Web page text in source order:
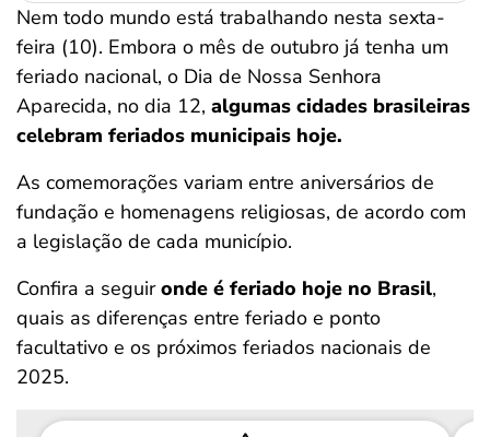
Nem todo mundo está trabalhando nesta sexta-
feira (10). Embora o mês de outubro já tenha um
feriado nacional, o Dia de Nossa Senhora
Aparecida, no dia 12, algumas cidades brasileiras
celebram feriados municipais hoje.
As comemorações variam entre aniversários de
fundação e homenagens religiosas, de acordo com
a legislação de cada município.
Confira a seguironde é feriado hoje no Brasil,
quais as diferenças entre feriado e ponto
facultativo e os próximos feriados nacionais de
2025.